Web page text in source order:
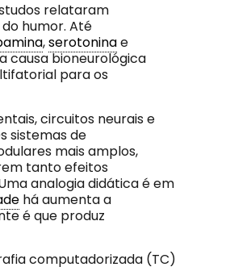
relataram
humor. Até
,serotoninae
causa bioneurológica
para os
circuitos neurais e
sistemas de
mais amplos,
tanto efeitos
analogia didática é em
há aumenta a
é que produz
computadorizada (TC)